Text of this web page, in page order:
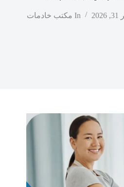
In مكتب خادمات